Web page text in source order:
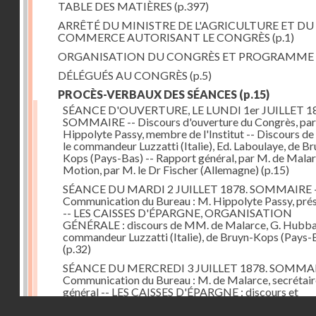
TABLE DES MATIÈRES (p.397)
ARRÊTÉ DU MINISTRE DE L'AGRICULTURE ET DU
COMMERCE AUTORISANT LE CONGRÈS (p.1)
ORGANISATION DU CONGRÈS ET PROGRAMME
DÉLÉGUÉS AU CONGRÈS (p.5)
PROCÈS-VERBAUX DES SÉANCES (p.15)
SÉANCE D'OUVERTURE, LE LUNDI 1er JUILLET
SOMMAIRE -- Discours d'ouverture du Congrès,
Hippolyte Passy, membre de l'Institut -- Discours
le commandeur Luzzatti (Italie), Ed. Laboulaye, de
Kops (Pays-Bas) -- Rapport général, par M. de
Motion, par M. le Dr Fischer (Allemagne) (p.15)
SÉANCE DU MARDI 2 JUILLET 1878. SOMMAIRE
Communication du Bureau : M. Hippolyte Passy,
-- LES CAISSES D'ÉPARGNE, ORGANISATION
GÉNÉRALE : discours de MM. de Malarce, G.
commandeur Luzzatti (Italie), de Bruyn-Kops (Pays-
(p.32)
SÉANCE DU MERCREDI 3 JUILLET 1878.
Communication du Bureau : M. de Malarce,
général -- LES CAISSES D'ÉPARGNE : discours et